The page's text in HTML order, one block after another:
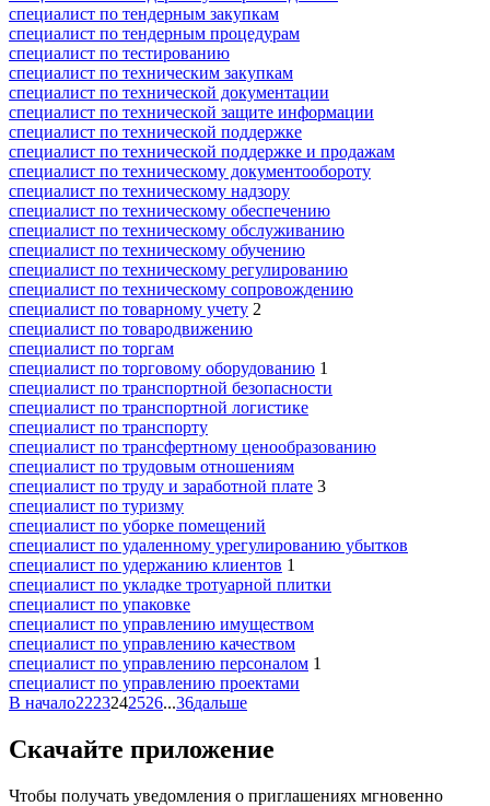
специалист по тендерным закупкам
специалист по тендерным процедурам
специалист по тестированию
специалист по техническим закупкам
специалист по технической документации
специалист по технической защите информации
специалист по технической поддержке
специалист по технической поддержке и продажам
специалист по техническому документообороту
специалист по техническому надзору
специалист по техническому обеспечению
специалист по техническому обслуживанию
специалист по техническому обучению
специалист по техническому регулированию
специалист по техническому сопровождению
специалист по товарному учету 2
специалист по товародвижению
специалист по торгам
специалист по торговому оборудованию 1
специалист по транспортной безопасности
специалист по транспортной логистике
специалист по транспорту
специалист по трансфертному ценообразованию
специалист по трудовым отношениям
специалист по труду и заработной плате 3
специалист по туризму
специалист по уборке помещений
специалист по удаленному урегулированию убытков
специалист по удержанию клиентов 1
специалист по укладке тротуарной плитки
специалист по упаковке
специалист по управлению имуществом
специалист по управлению качеством
специалист по управлению персоналом 1
специалист по управлению проектами
В начало2223242526...36дальше
Скачайте приложение
Чтобы получать уведомления о приглашениях мгновенно